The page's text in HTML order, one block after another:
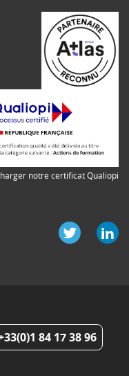
notre certificat Qualiopi
84 17 38 96